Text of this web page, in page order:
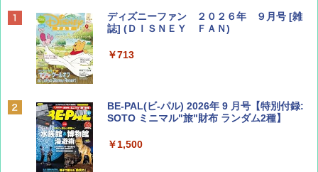
ディズニーファン ２０２６年 ９月号 [雑
誌] (ＤＩＳＮＥＹ ＦＡＮ)
￥713
BE-PAL(ビ-パル) 2026年 9 月号【特別付録:
SOTO ミニマル"旅"財布 ランダム2種】
￥1,500